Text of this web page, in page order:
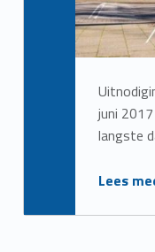
juni
langste
Lees